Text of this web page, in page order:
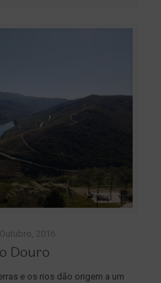
Outubro, 2016
Douro
e os rios dão origem a um